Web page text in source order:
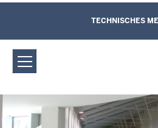
Amtsgericht
Sitzungstermine
Direkt zum Inhalt
Leichte Sprache,
und Kontaktformular
TECHNISCHES